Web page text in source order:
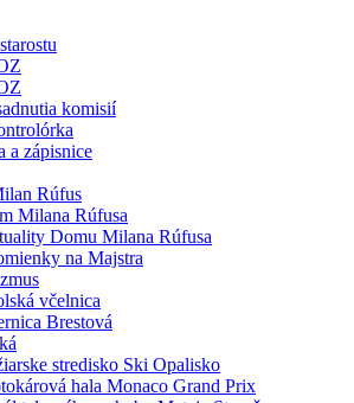
komisií
a zápisnice
Rúfus
Milana Rúfusa
Domu Milana Rúfusa
na Majstra
včelnica
Brestová
stredisko Ski Opalisko
hala Monaco Grand Prix